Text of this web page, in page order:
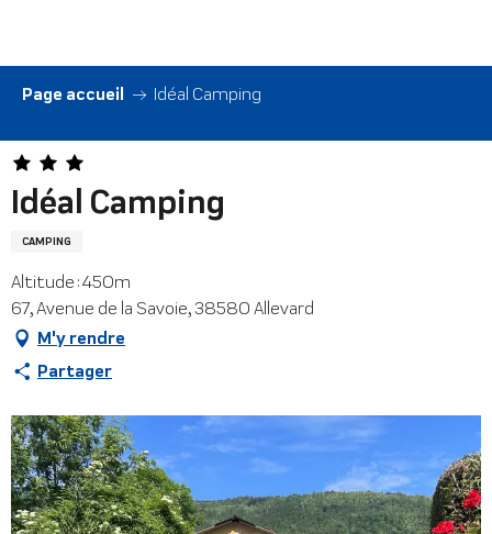
contenu
principal
Page accueil Idéal Camping
Idéal Camping
CAMPING
Altitude : 450m
67, Avenue de la Savoie, 38580 Allevard
M'y rendre
Partager